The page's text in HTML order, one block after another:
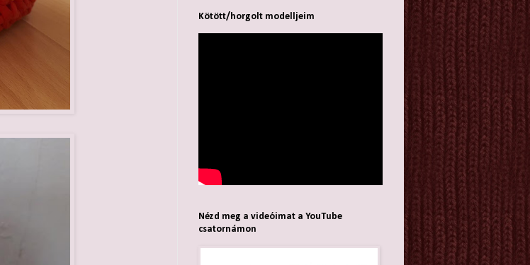
Kötött/horgolt modelljeim
Nézd meg a videóimat a YouTube
csatornámon